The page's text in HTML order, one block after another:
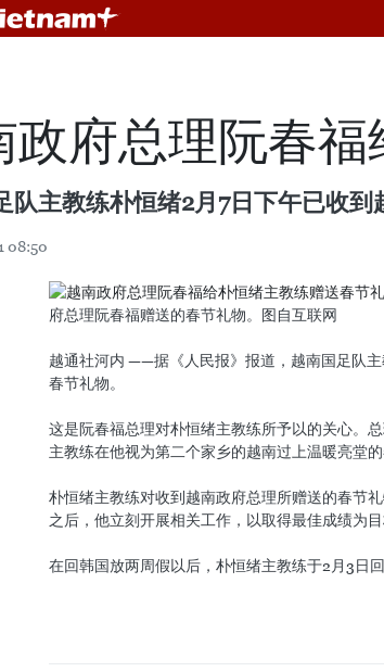
政府总理阮春
队主教练朴恒绪2月7日下午已收到
08:50
府总理阮春福赠送的春节礼物。图自互联网
越通社河内 ——据《人民报》报道，越南国足队
春节礼物。
这是阮春福总理对朴恒绪主教练所予以的关心。
主教练在他视为第二个家乡的越南过上温暖亮堂的
朴恒绪主教练对收到越南政府总理所赠送的春节
之后，他立刻开展相关工作，以取得最佳成绩为
在回韩国放两周假以后，朴恒绪主教练于2月3日